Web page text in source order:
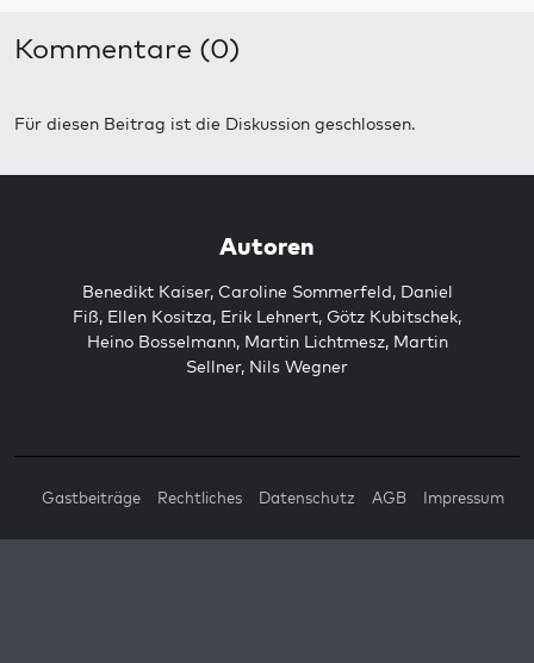
Kommentare (0)
Für diesen Beitrag ist die Diskussion geschlossen.
Autoren
Benedikt Kaiser, Caroline Sommerfeld, Daniel
Fiß, Ellen Kositza, Erik Lehnert, Götz Kubitschek,
Heino Bosselmann, Martin Lichtmesz, Martin
Sellner, Nils Wegner
Gastbeiträge Rechtliches Datenschutz AGB Impressum